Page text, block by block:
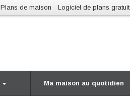
Plans de maison Logiciel de plans gratuit
Ma maison au quotidien